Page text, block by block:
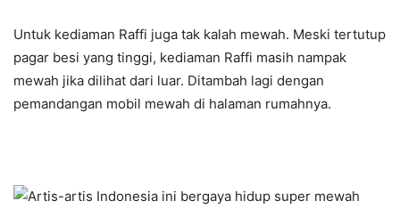
Untuk kediaman Raffi juga tak kalah mewah. Meski tertutup
pagar besi yang tinggi, kediaman Raffi masih nampak
mewah jika dilihat dari luar. Ditambah lagi dengan
pemandangan mobil mewah di halaman rumahnya.